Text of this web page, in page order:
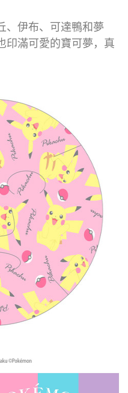
、伊布、可達鴨和夢
印滿可愛的寶可夢，真